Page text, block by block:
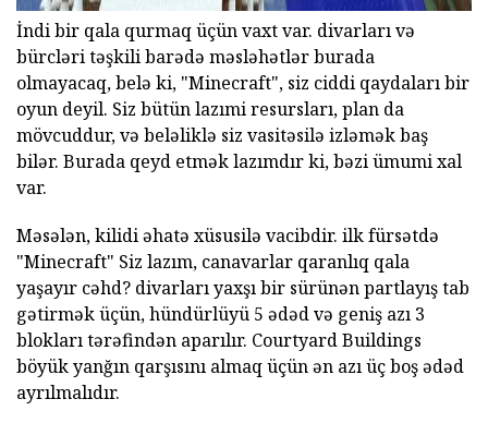
İndi bir qala qurmaq üçün vaxt var. divarları və
bürcləri təşkili barədə məsləhətlər burada
olmayacaq, belə ki, "Minecraft", siz ciddi qaydaları bir
oyun deyil. Siz bütün lazımi resursları, plan da
mövcuddur, və beləliklə siz vasitəsilə izləmək baş
bilər. Burada qeyd etmək lazımdır ki, bəzi ümumi xal
var.
Məsələn, kilidi əhatə xüsusilə vacibdir. ilk fürsətdə
"Minecraft" Siz lazım, canavarlar qaranlıq qala
yaşayır cəhd? divarları yaxşı bir sürünən partlayış tab
gətirmək üçün, hündürlüyü 5 ədəd və geniş azı 3
blokları tərəfindən aparılır. Courtyard Buildings
böyük yanğın qarşısını almaq üçün ən azı üç boş ədəd
ayrılmalıdır.